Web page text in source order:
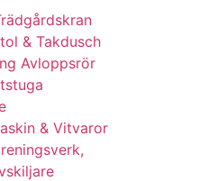
& Takdusch
Avloppsrör
& Vitvaror